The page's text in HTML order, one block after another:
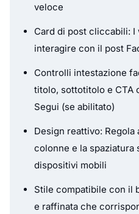
veloce
Card di post cliccabili:
interagire con il post
Controlli intestazione
titolo, sottotitolo e CTA
Segui (se abilitato)
Design reattivo: Regola
colonne e la spaziatura
dispositivi mobili
Stile compatibile con il
e raffinata che